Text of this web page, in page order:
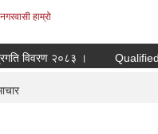
हाम्रो
चौथो त्रैमासिक प्रगति विवरण २०८३ । Qualified